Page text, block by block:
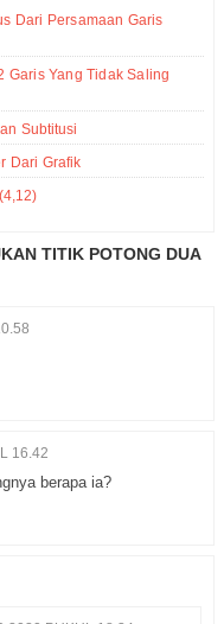
Dari Persamaan Garis
Garis Yang Tidak Saling
Subtitusi
Dari Grafik
TITIK POTONG DUA
16.42
berapa ia?